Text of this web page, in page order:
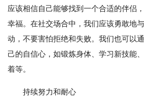
应该相信自己能够找到一个合适的伴侣
幸福。在社交场合中，我们应该勇敢地
动，不要害怕拒绝和失败。我们也可以
己的自信心，如锻炼身体、学习新技能
着等。
持续努力和耐心